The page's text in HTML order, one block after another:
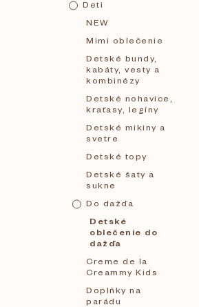
Deti
NEW
Mimi oblečenie
Detské bundy,
kabáty, vesty a
kombinézy
Detské nohavice,
kraťasy, legíny
Detské mikiny a
svetre
Detské topy
Detské šaty a
sukne
Do dažďa
Detské
oblečenie do
dažďa
Creme de la
Creammy Kids
Doplňky na
parádu